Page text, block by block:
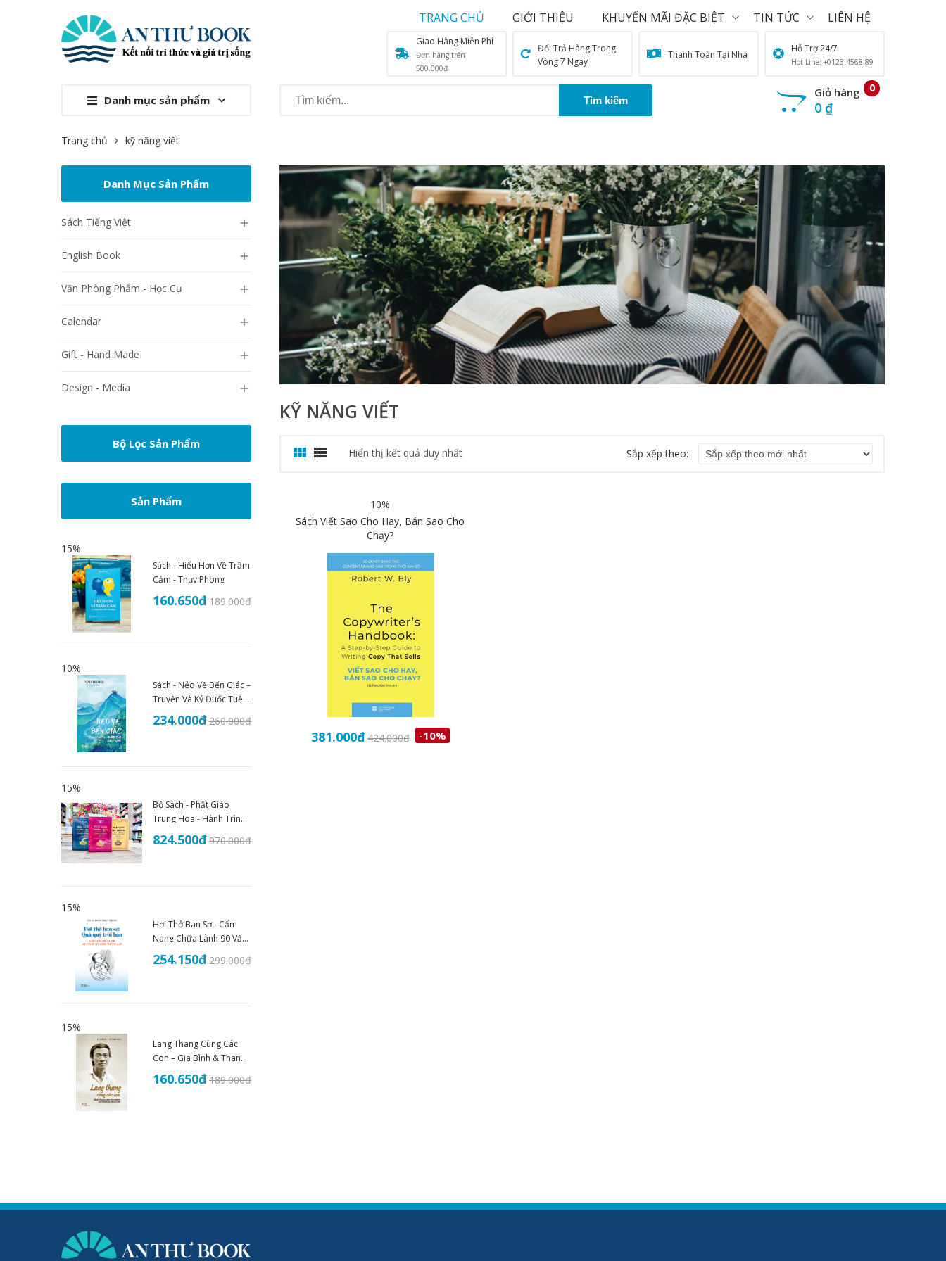
TRANG CHỦ GIỚI THIỆU KHUYẾN MÃI ĐẶC BIỆT TIN TỨC LIÊN HỆ
Giao Hàng Miễn Phí
Đơn hàng trên
500.000đ
Đổi Trả Hàng Trong
Vòng 7 Ngày
Thanh Toán Tại Nhà
Hỗ Trợ 24/7
Hot Line: +0123.4568.89
Danh mục sản phẩm
Giỏ hàng
0 ₫
0
Trang chủ kỹ năng viết
Danh Mục Sản Phẩm
Sách Tiếng Việt 
English Book 
Văn Phòng Phẩm - Học Cụ 
Calendar 
Gift - Hand Made 
Design - Media 
Bộ Lọc Sản Phẩm
Sản Phẩm
15%
Sách - Hiểu Hơn Về Trầm
Cảm - Thụy Phong
160.650đ189.000đ
10%
Sách - Nẻo Về Bến Giác –
Truyện Và Ký Đuốc Tuệ
(1935–1945) - An Thư
Book
234.000đ260.000đ
15%
Bộ Sách - Phật Giáo
Trung Hoa - Hành Trình
Lịch Sử Văn Hóa Và Tư
Tưởng (Trọn Bộ 3 Tập)
824.500đ970.000đ
15%
Hơi Thở Ban Sơ - Cẩm
Nang Chữa Lành 90 Vấn
Đề Sức Khoẻ - THS.BS
Đoàn Nhật Trung (2025)
254.150đ299.000đ
15%
Lang Thang Cùng Các
Con – Gia Bình & Thanh
Nhã
160.650đ189.000đ
KỸ NĂNG VIẾT
  Sắp xếp theo:
Hiển thị kết quả duy nhất
10%
Sách Viết Sao Cho Hay, Bán Sao Cho
Chạy?
381.000đ424.000đ -10%